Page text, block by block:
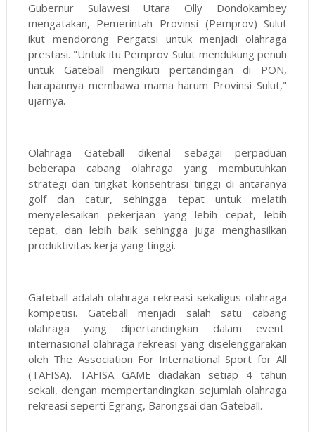
Gubernur Sulawesi Utara Olly Dondokambey
mengatakan, Pemerintah Provinsi (Pemprov) Sulut
ikut mendorong Pergatsi untuk menjadi olahraga
prestasi. "Untuk itu Pemprov Sulut mendukung penuh
untuk Gateball mengikuti pertandingan di PON,
harapannya membawa mama harum Provinsi Sulut,"
ujarnya.
Olahraga Gateball dikenal sebagai perpaduan
beberapa cabang olahraga yang membutuhkan
strategi dan tingkat konsentrasi tinggi di antaranya
golf dan catur, sehingga tepat untuk melatih
menyelesaikan pekerjaan yang lebih cepat, lebih
tepat, dan lebih baik sehingga juga menghasilkan
produktivitas kerja yang tinggi.
Gateball adalah olahraga rekreasi sekaligus olahraga
kompetisi. Gateball menjadi salah satu cabang
olahraga yang dipertandingkan dalam event
internasional olahraga rekreasi yang diselenggarakan
oleh The Association For International Sport for All
(TAFISA). TAFISA GAME diadakan setiap 4 tahun
sekali, dengan mempertandingkan sejumlah olahraga
rekreasi seperti Egrang, Barongsai dan Gateball.